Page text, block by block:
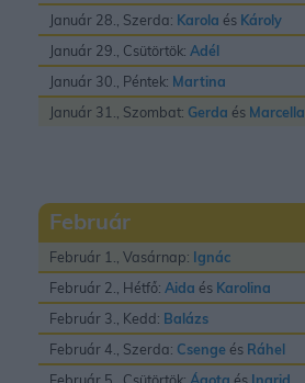
Január 28., Szerda: Karola és Károly
Január 29., Csütörtök: Adél
Január 30., Péntek: Martina
Január 31., Szombat: Gerda és Marcella
Február
Február 1., Vasárnap: Ignác
Február 2., Hétfő: Aida és Karolina
Február 3., Kedd: Balázs
Február 4., Szerda: Csenge és Ráhel